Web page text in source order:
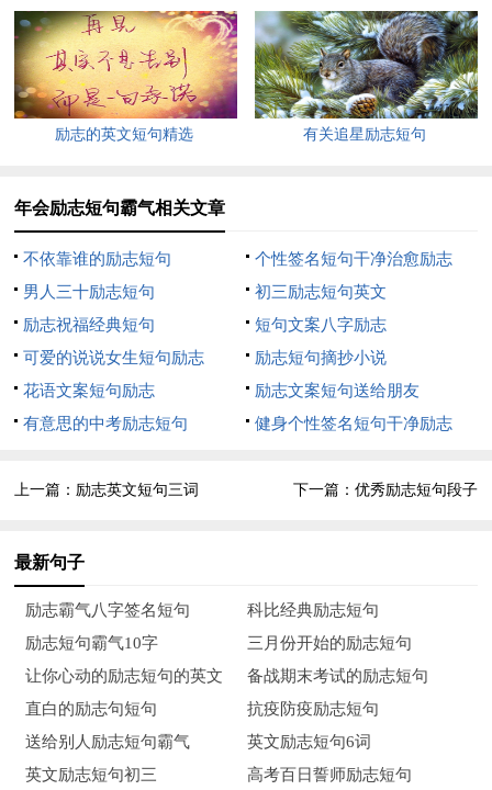
4、人生的路，就是一种感受，一种经历，一种体会。无论
如何，我们都会走到终点，结束自己的生命。只是生活中，有的
人，欢乐多于悲哀，有的人，坎坷多于欢欣。不管这个过程如何
复杂，结局都是一样，生活注重的就是过程。重在当下，不论未
来如何，今后怎样，实实在在地抓好今天，就是装点了今后，美
别样的美丽，适当的放弃，是人生优雅的转身。人生，没有永远
的伤痛，再深的痛，伤口总会痊愈。
6、也许面对苦难的时候我们真的很痛，真的很想就此放弃
我们的人生。可是，我们还是会捱下去的，不论开始的时候，我
7、人生的路，就是生活中的许多磨难，让我们理解了人
受，懂得了坚定，慢慢挺起自己的灵魂。人生，就没有，永远的
悲痛;也没有，永远的欢欣。能使我们坚强的，往往不是顺境，
而是逆境;能让我们醒悟的，往往不是高兴，而是伤心。学会忍
受，懂得艰辛，于曲折中前进。
8、一次失败并不代表有个失败的人生，应该清楚地认识
到，失败并不是一件坏事，有了这次的经验，可以换来以后无数
次成功。人们不应该过多关注失败本身，而应更关注如何处理失
励志的英文短句精选 有关追星励志短句
年会励志短句霸气相关文章
不依靠谁的励志短句
个性签名短句干净治愈励志
男人三十励志短句
初三励志短句英文
励志祝福经典短句
短句文案八字励志
可爱的说说女生短句励志
励志短句摘抄小说
花语文案短句励志
励志文案短句送给朋友
有意思的中考励志短句
健身个性签名短句干净励志
上一篇： 励志英文短句三词 下一篇： 优秀励志短句段子
最新句子
励志霸气八字签名短句
科比经典励志短句
励志短句霸气10字
三月份开始的励志短句
让你心动的励志短句的英文
备战期末考试的励志短句
直白的励志句短句
抗疫防疫励志短句
送给别人励志短句霸气
英文励志短句6词
英文励志短句初三
高考百日誓师励志短句